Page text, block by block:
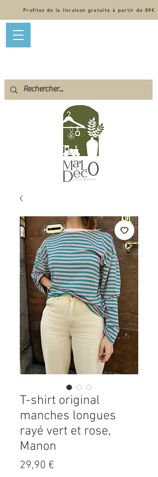
Profitez de la livraison gratuite à partir de 89€
T-shirt original
manches longues
rayé vert et rose,
Manon
29,90 €